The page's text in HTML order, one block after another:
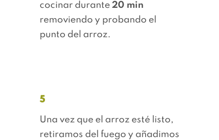
cocinar durante 20 min
removiendo y probando el
punto del arroz.
5
Una vez que el arroz esté listo,
retiramos del fuego y añadimos